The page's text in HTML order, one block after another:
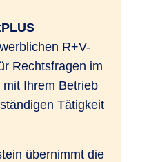
R+V-
Rechtsfragen im
Ihrem Betrieb
Tätigkeit
übernimmt die